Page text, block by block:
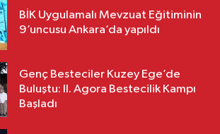
BİK Uygulamalı Mevzuat Eğitiminin
9’uncusu Ankara’da yapıldı
Genç Besteciler Kuzey Ege’de
Buluştu: II. Agora Bestecilik Kampı
Başladı